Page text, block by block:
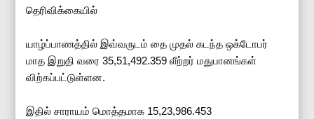
தெரிவிக்கையில்
யாழ்ப்பாணத்தில் இவ்வருடம் தை முதல் கடந்த ஒக்டோபர்
மாத இறுதி வரை 35,51,492.359 லீற்றர் மதுபானங்கள்
விற்கப்பட்டுள்ளன.
இதில் சாராயம் மொத்தமாக 15,23,986.453